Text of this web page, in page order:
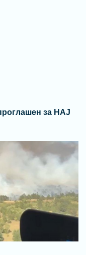
за НАЈ